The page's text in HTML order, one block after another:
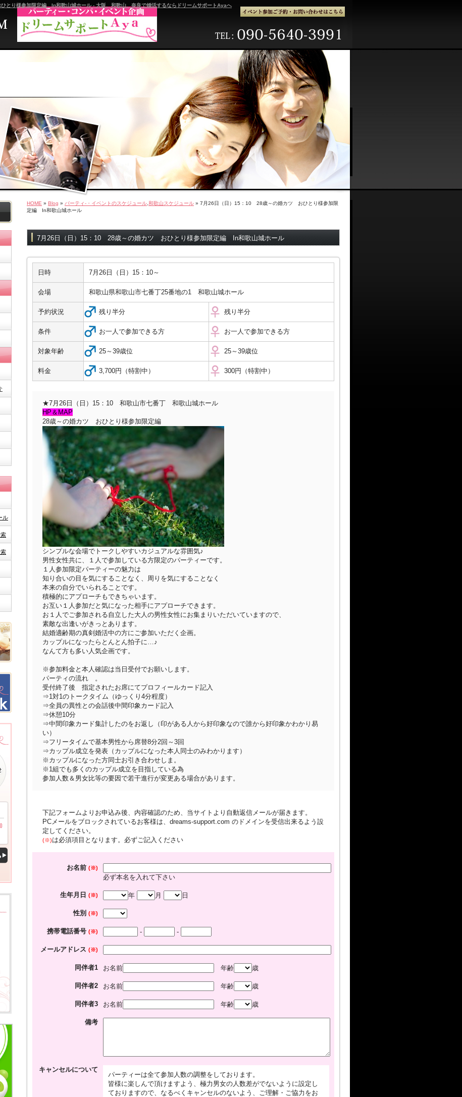
り様参加限定編 In和歌山城ホール - 大阪、和歌山、奈良で婚活するならドリームサポートAyaへ
HOME » Blog » パーティ-・イベントのスケジュール 和歌山スケジュール » 7月26日（日）15：10 28歳～の婚カツ おひとり様参加限
定編 In和歌山城ホール
7月26日（日）15：10 28歳～の婚カツ おひとり様参加限定編 In和歌山城ホール
日時 7月26日（日）15：10～
会場 和歌山県和歌山市七番丁25番地の1 和歌山城ホール
予約状況 残り半分 残り半分
条件 お一人で参加できる方 お一人で参加できる方
対象年齢 25～39歳位 25～39歳位
料金 3,700円（特割中） 300円（特割中）
★7月26日（日）15：10 和歌山市七番丁 和歌山城ホール
HP＆MAP
28歳～の婚カツ おひとり様参加限定編
シンプルな会場でトークしやすいカジュアルな雰囲気♪
男性女性共に、１人で参加している方限定のパーティーです。
１人参加限定パーティーの魅力は
知り合いの目を気にすることなく、周りを気にすることなく
本来の自分でいられることです。
積極的にアプローチもできちゃいます。
お互い１人参加だと気になった相手にアプローチできます。
お１人でご参加される自立した大人の男性女性にお集まりいただいていますので、
素敵な出逢いがきっとあります。
結婚適齢期の真剣婚活中の方にご参加いただく企画。
カップルになったらとんとん拍子に…♪
なんて方も多い人気企画です。
※参加料金と本人確認は当日受付でお願いします。
パーティの流れ 。
受付終了後 指定されたお席にてプロフィールカード記入
⇒1対1のトークタイム（ゆっくり4分程度）
⇒全員の異性との会話後中間印象カード記入
⇒休憩10分
⇒中間印象カード集計したのをお返し（印がある人から好印象なので誰から好印象かわかり易
い）
⇒フリータイムで基本男性から席替8分2回～3回
⇒カップル成立を発表（カップルになった本人同士のみわかります）
※カップルになった方同士お引き合わせしま。
※1組でも多くのカップル成立を目指している為
参加人数＆男女比等の要因で若干進行が変更ある場合があります。
下記フォームよりお申込み後、内容確認のため、当サイトより自動返信メールが届きます。
PCメールをブロックされているお客様は、dreams-support.com のドメインを受信出来るよう設
定してください。
(※)は必須項目となります。必ずご記入ください
お名前 (※)
必ず本名を入れて下さい
生年月日 (※) 年 月 日
性別 (※)
携帯電話番号 (※) - -
メールアドレス (※)
同伴者1 お名前 年齢 歳
同伴者2 お名前 年齢 歳
同伴者3 お名前 年齢 歳
備考
キャンセルについて
パーティーは全て参加人数の調整をしております。
皆様に楽しんで頂けますよう、極力男女の人数差がでないように設定し
ておりますので、なるべくキャンセルのないよう、ご理解・ご協力をお
ル